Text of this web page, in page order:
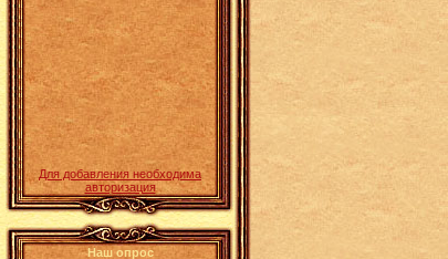
Для добавления необходима
авторизация
Наш опрос